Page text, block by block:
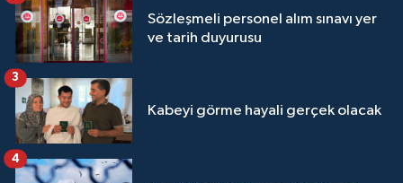
Sözleşmeli personel alım sınavı yer
ve tarih duyurusu
Kabeyi görme hayali gerçek olacak
3
4